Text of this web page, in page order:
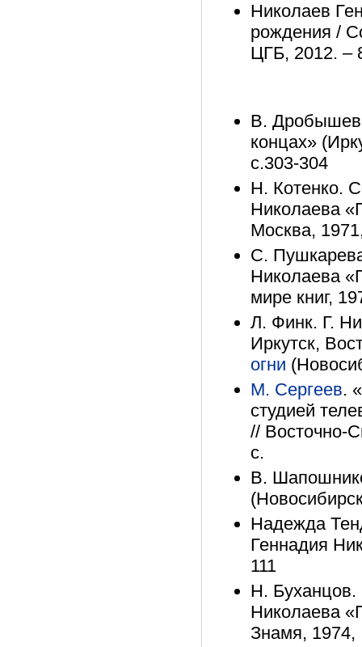
Николаев
рождения /
ЦГБ, 2012. –
В. Дробышев.
концах»
с.303-304
Н. Котенко.
Николаева
Москва,
С.
Николаева
мире книг,
Л. Финк. Г.
Иркутск,
огни
М. Сергеев.
студией
// Восточно-
с.
В.
Надежда
Геннадия
111
Н. Буханцов.
Николаева
Знамя,